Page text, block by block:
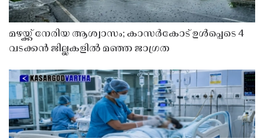
മഴയ്ക്ക് നേരിയ ആശ്വാസം; കാസർകോട് ഉൾപ്പെടെ 4
വടക്കൻ ജില്ലകളിൽ മഞ്ഞ ജാഗ്രത